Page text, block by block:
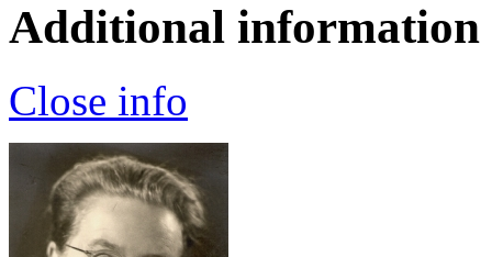
Additional information
Close info